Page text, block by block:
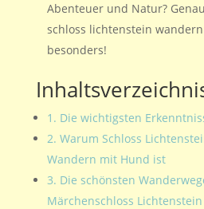
Abenteuer und Natur?
schloss lichtenstein
besonders!
1. Die wichtigsten
2. Warum Schloss
Wandern mit Hund ist
3. Die schönsten
Märchenschloss Lichtenstein